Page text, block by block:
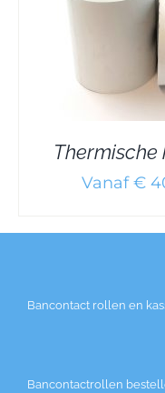
Thermische
Vanaf €
Bancontact rollen en
Bancontactrollen